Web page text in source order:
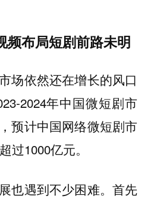
频布局短剧前路未明
场依然还在增长的风口
2024年中国微短剧市
预计中国网络微短剧市
过1000亿元。
也遇到不少困难。 首先